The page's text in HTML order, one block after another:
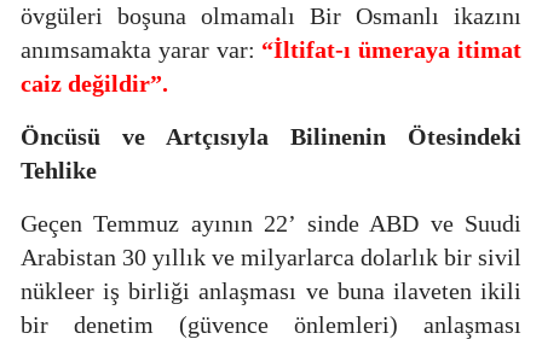
övgüleri boşuna olmamalı Bir Osmanlı ikazını
anımsamakta yarar var: “İltifat-ı ümeraya itimat
caiz değildir”.
Öncüsü ve Artçısıyla
Bilinenin Ötesindeki
Tehlike
Geçen Temmuz ayının 22’ sinde ABD ve Suudi
Arabistan 30 yıllık ve milyarlarca dolarlık bir sivil
nükleer iş birliği anlaşması ve buna ilaveten ikili
bir denetim (güvence önlemleri) anlaşması